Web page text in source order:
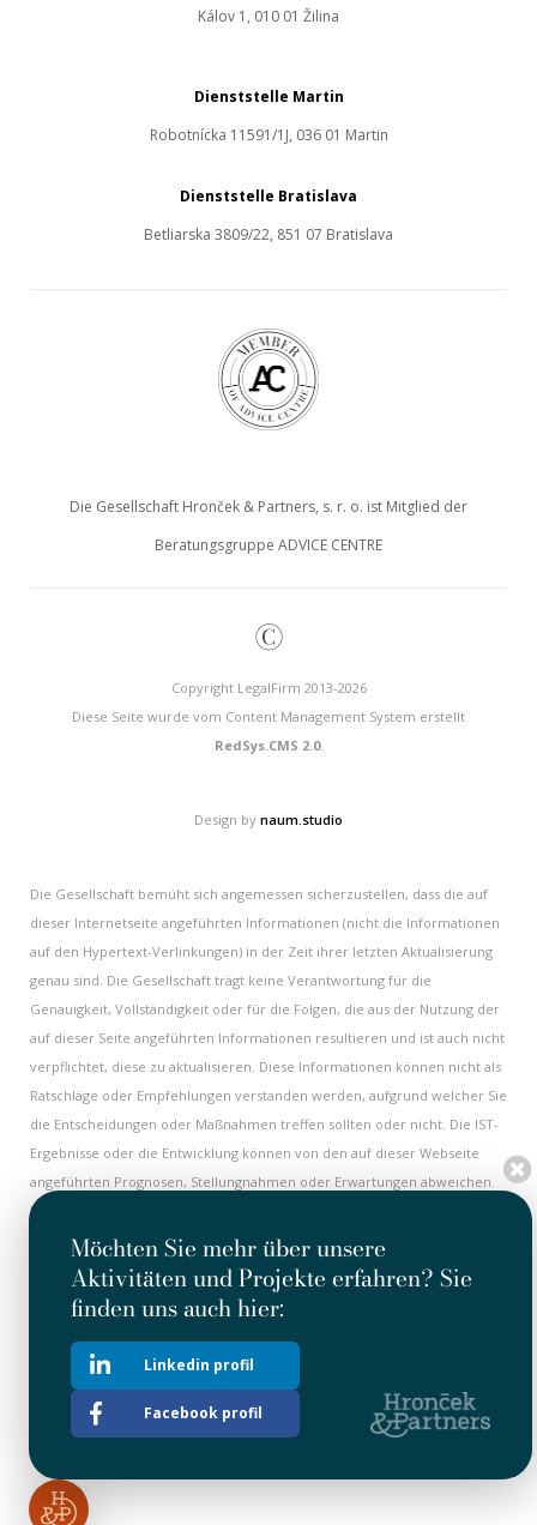
Dienststelle Martin
Robotnícka 11591/1J, 036 01 Martin
Kálov 1, 010 01 Žilina
Dienststelle Bratislava
Betliarska 3809/22, 851 07 Bratislava
Die Gesellschaft Hronček & Partners, s. r. o. ist Mitglied der
Beratungsgruppe ADVICE CENTRE
©
Copyright LegalFirm 2013-2026
Diese Seite wurde vom Content Management System erstellt
RedSys.CMS 2.0.
Design by naum.studio
Die Gesellschaft bemüht sich angemessen sicherzustellen, dass die auf
dieser Internetseite angeführten Informationen (nicht die Informationen
auf den Hypertext-Verlinkungen) in der Zeit ihrer letzten Aktualisierung
genau sind. Die Gesellschaft trägt keine Verantwortung für die
Genauigkeit, Vollständigkeit oder für die Folgen, die aus der Nutzung der
auf dieser Seite angeführten Informationen resultieren und ist auch nicht
verpflichtet, diese zu aktualisieren. Diese Informationen können nicht als
Ratschläge oder Empfehlungen verstanden werden, aufgrund welcher Sie
die Entscheidungen oder Maßnahmen treffen sollten oder nicht. Die IST-
Ergebnisse oder die Entwicklung können von den auf dieser Webseite
angeführten Prognosen, Stellungnahmen oder Erwartungen abweichen.
Einige Informationen auf dieser Internetseite haben einen historischen
Charakter und müssen nicht aktuell sein. Alle historischen Informationen
sind als aktuell am Datum ihrer ersten Veröffentlichung zu halten. Nichts
an dieser Internetseite kann als Herausforderung oder Investitions- oder
Diese Internetseite enthält auch Hypertext-Verlinkungen auf andere
Internetseiten. Die Gesellschaft übernimmt weder die Kontrolle, noch
die Verantwortung für beliebige Informationen oder Stellungnahmen
angeführt auf anderen Internetseiten.
Möchten Sie mehr über unsere
Aktivitäten und Projekte erfahren? Sie
finden uns auch hier:
Linkedin profil
Facebook profil